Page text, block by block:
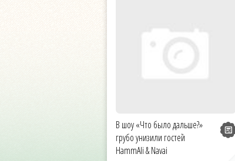
В шоу «Что было дальше?»
грубо унизили гостей
HammAli & Navai